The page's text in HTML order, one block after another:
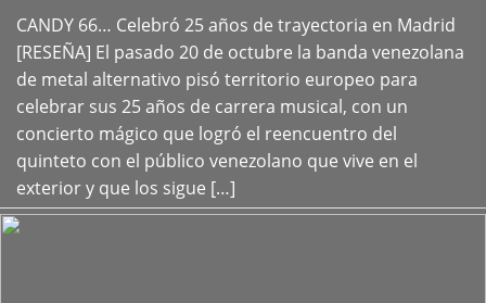
CANDY 66… Celebró 25 años de trayectoria en Madrid
[RESEÑA] El pasado 20 de octubre la banda venezolana
de metal alternativo pisó territorio europeo para
celebrar sus 25 años de carrera musical, con un
concierto mágico que logró el reencuentro del
quinteto con el público venezolano que vive en el
exterior y que los sigue […]
+